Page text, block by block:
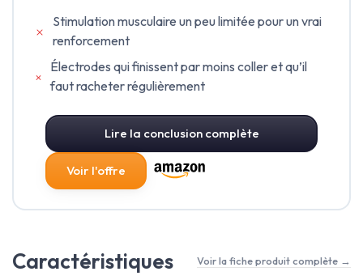
Stimulation musculaire un peu limitée pour un vrai
renforcement
Électrodes qui finissent par moins coller et qu’il
faut racheter régulièrement
Lire la conclusion complète
Voir l'offre
Caractéristiques Voir la fiche produit complète →